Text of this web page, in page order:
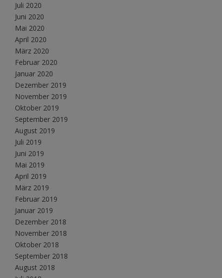
Juli 2020
Juni 2020
Mai 2020
April 2020
März 2020
Februar 2020
Januar 2020
Dezember 2019
November 2019
Oktober 2019
September 2019
August 2019
Juli 2019
Juni 2019
Mai 2019
April 2019
März 2019
Februar 2019
Januar 2019
Dezember 2018
November 2018
Oktober 2018
September 2018
August 2018